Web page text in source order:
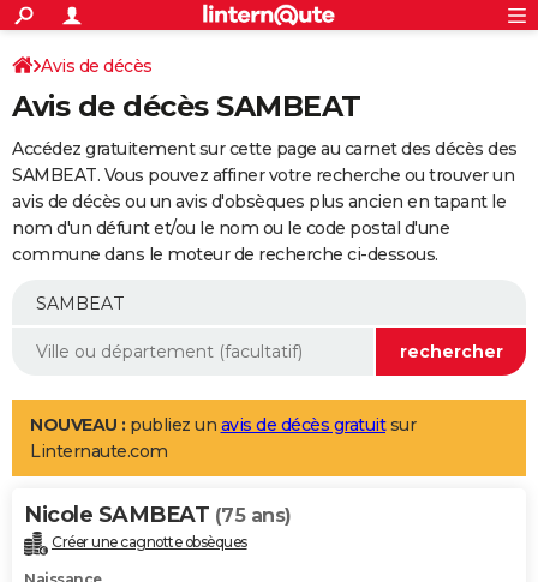
ACTUALITÉS
Politique
Société
Faits Divers
Education
Monde
Villes
+
SPORT
Coupe du monde 2026
Football
Tennis
Cyclisme
Rugby
Forum
Programme TV
TNT
Streaming
Cinéma
Sorties cinéma
Musique
+
FINANCE
Retraite
Epargne
Immobilier
Risques naturels par ville
Banque
Assurance
AUTO
Essais
Réserver un essai
Citadines
Berlines
SUV
Forum auto
+
Mobiles
Meilleur smartphone
Internet
Ordinateurs
Jeux vidéo
Guide high-tech
Aménagement intérieur
LIFESTYLE
Art de vivre
Bien-être
Loisirs
Mode
Modes de vie
Alimentation
Guide de la santé
Maladies
Médicaments
Sommeil
VOYAGE
Destinations
City break
Voyage nature
Voyage de noces
Forum
Climat
+PHOTO
Avis de décès
Avis de décès SAMBEAT
Accédez gratuitement sur cette page au carnet des décès des
SAMBEAT. Vous pouvez affiner votre recherche ou trouver un
avis de décès ou un avis d'obsèques plus ancien en tapant le
nom d'un défunt et/ou le nom ou le code postal d'une
commune dans le moteur de recherche ci-dessous.
NOUVEAU : publiez un avis de décès gratuitsur
Linternaute.com
Nicole SAMBEAT (75 ans)
Créer une cagnotte obsèques